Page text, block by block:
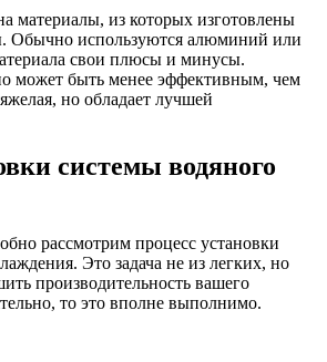
материалы, из которых изготовлены
Обычно используются алюминий или
свои плюсы и минусы.
может быть менее эффективным, чем
но обладает лучшей
системы водяного
рассмотрим процесс установки
Это задача не из легких, но
производительность вашего
то это вполне выполнимо.